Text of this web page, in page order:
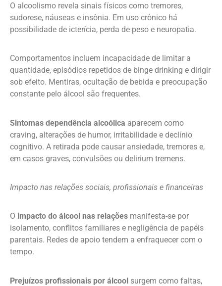
O alcoolismo revela sinais físicos como tremores,
sudorese, náuseas e insônia. Em uso crônico há
possibilidade de icterícia, perda de peso e neuropatia.
Comportamentos incluem incapacidade de limitar a
quantidade, episódios repetidos de binge drinking e dirigir
sob efeito. Mentiras, ocultação de bebida e preocupação
constante pelo álcool são frequentes.
Sintomas dependência alcoólica aparecem como
craving, alterações de humor, irritabilidade e declínio
cognitivo. A retirada pode causar ansiedade, tremores e,
em casos graves, convulsões ou delirium tremens.
Impacto nas relações sociais, profissionais e financeiras
O impacto do álcool nas relações manifesta-se por
isolamento, conflitos familiares e negligência de papéis
parentais. Redes de apoio tendem a enfraquecer com o
tempo.
Prejuízos profissionais por álcool surgem como faltas,